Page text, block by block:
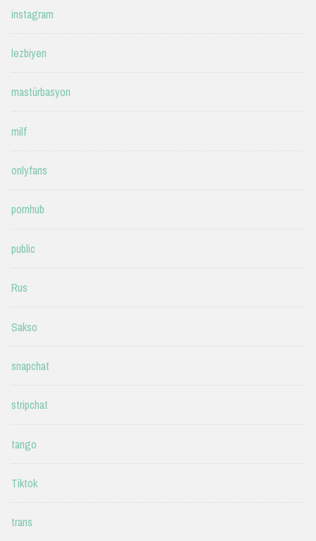
instagram
lezbiyen
mastürbasyon
milf
onlyfans
pornhub
public
Rus
Sakso
snapchat
stripchat
tango
Tiktok
trans